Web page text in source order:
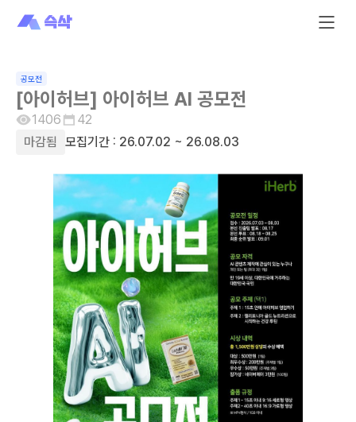
공모전
[아이허브] 아이허브 AI 공모전
1406
42
마감됨
모집기간 : 26.07.02 ~ 26.08.03